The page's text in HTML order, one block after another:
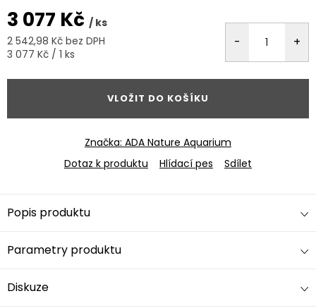
3 077 Kč / ks
2 542,98 Kč bez DPH
Měrná
3 077 Kč / 1 ks
VLOŽIT DO KOŠÍKU
Značka: ADA Nature Aquarium
Dotaz k produktu
Hlídací pes Sdílet
Popis produktu
Parametry produktu
Diskuze